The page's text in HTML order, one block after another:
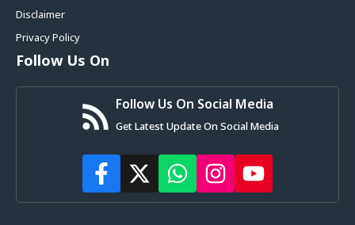
Disclaimer
Privacy Policy
Follow Us On
Follow Us On Social Media
Get Latest Update On Social Media